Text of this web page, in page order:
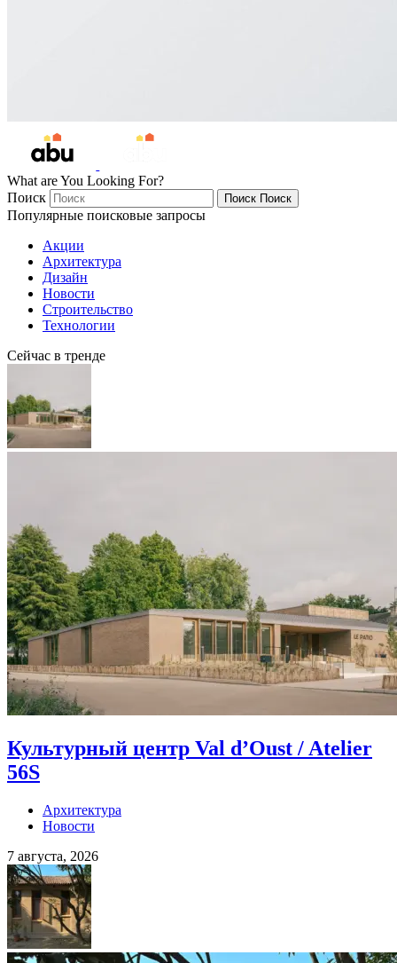
What are You Looking For?
Поиск
Поиск Поиск
Популярные поисковые запросы
Акции
Архитектура
Дизайн
Новости
Строительство
Технологии
Сейчас в тренде
Культурный центр Val d’Oust / Atelier
56S
Архитектура
Новости
7 августа, 2026